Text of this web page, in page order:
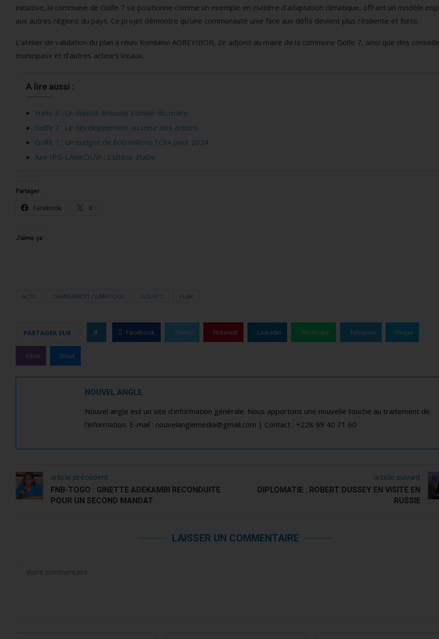
initiative, la commune de Golfe 7 se positionne comme un exemple en matière d’adaptation climatique, offrant un modèle
aux autres régions du pays. Ce projet démontre qu’une communauté unie face aux défis devient plus résiliente et forte.
L’atelier de validation du plan a réuni Komlanvi AGBEYIBOR, 2e adjoint au maire de la commune Golfe 7, ainsi que des
municipaux et d’autres acteurs locaux.
A lire aussi :
Haho 3 : Le député Amoudji Komlan élu maire
Golfe 7 : Le développement au cœur des actions
Golfe 7 : Un budget de 800 millions FCFA pour 2024
Axe IPG-LANKOUVI : L’ultime étape
Partager :
Facebook X
J’aime ça :
ACTU CHANGEMENT CLIMATIQUE GOLFE 7 PLAN
PARTAGER SUR 0 Facebook Twitter Pinterest Linkedin Whatsapp Telegram Skype
Viber Email
NOUVEL ANGLE
Nouvel angle est un site d'information générale. Nous apportons une nouvelle touche au traitement de
l'information. E-mail : nouvelanglemedia@gmail.com | Contact : +228 99 40 71 60
article précédent
FNB-TOGO : GINETTE ADEKAMBI RECONDUITE
POUR UN SECOND MANDAT
article suivant
DIPLOMATIE : ROBERT DUSSEY EN VISITE EN
RUSSIE
LAISSER UN COMMENTAIRE